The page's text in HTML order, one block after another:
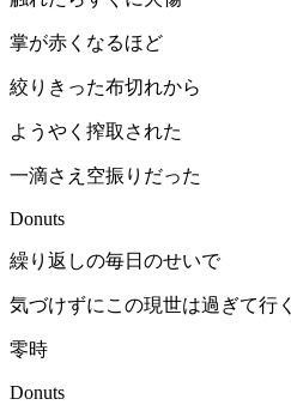
掌が赤くなるほど
絞りきった布切れから
ようやく搾取された
一滴さえ空振りだった
Donuts
繰り返しの毎日のせいで
気づけずにこの現世は過ぎて行く
零時
Donuts